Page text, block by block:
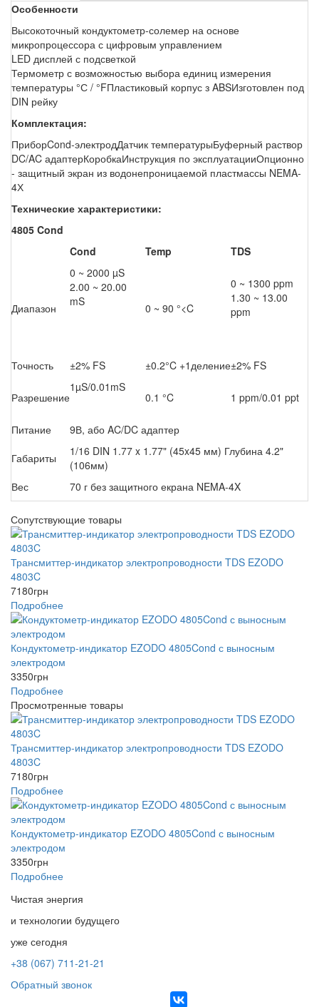
Особенности
Высокоточный кондуктометр-солемер на основе
микропроцессора с цифровым управлением
LED дисплей с подсветкой
Термометр с возможностью выбора единиц измерения
температуры °С / °FПластиковый корпус з ABSИзготовлен под
DIN рейку
Комплектация:
ПриборCond-электродДатчик температурыБуферный раствор
DC/AC адаптерКоробкаИнструкция по эксплуатацииОпционно
- защитный экран из водонепроницаемой пластмассы NEMA-
4Х
Технические характеристики:
4805 Cond
Cond
Temp TDS
Диапазон
0 ~ 2000 µS
2.00 ~ 20.00
mS
0 ~ 90 °<C
0 ~ 1300 ppm
1.30 ~ 13.00
ppm
Точность ±2% FS ±0.2°C +1деление±2% FS
Разрешение
1µS/0.01mS
0.1 °C 1 ppm/0.01 ppt
Питание
9В, або AC/DC адаптер
Габариты
1/16 DIN 1.77 x 1.77" (45x45 мм) Глубина 4.2"
(106мм)
Вес
70 г без защитного екрана NEMA-4X
Сопутствующие товары
Трансмиттер-индикатор электропроводности TDS EZODO
4803C
7180грн
Подробнее
Кондуктометр-индикатор EZODO 4805Cond с выносным
электродом
3350грн
Подробнее
Просмотренные товары
Трансмиттер-индикатор электропроводности TDS EZODO
4803C
7180грн
Подробнее
Кондуктометр-индикатор EZODO 4805Cond с выносным
электродом
3350грн
Подробнее
Чистая энергия
и технологии будущего
уже сегодня
+38 (067) 711-21-21
Обратный звонок